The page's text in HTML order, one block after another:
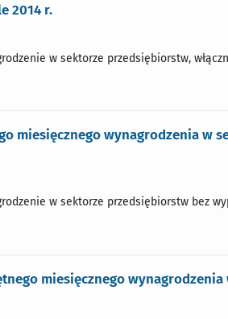
2014 r.
w sektorze przedsiębiorstw,
miesięcznego wynagrodzenia w
w sektorze przedsiębiorstw bez
miesięcznego